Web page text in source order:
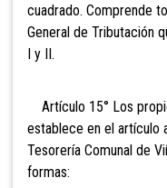
cuadrado. Comprende
General de Tributación
I y II.
Artículo 15° Los
establece en el artículo
Tesorería Comunal de
formas: